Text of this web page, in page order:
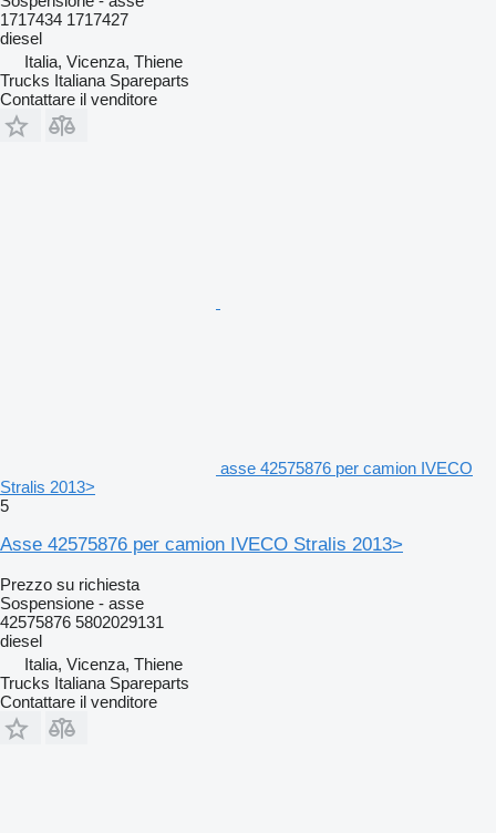
1717434 1717427
diesel
Italia, Vicenza, Thiene
Trucks Italiana Spareparts
Contattare il venditore
asse 42575876 per camion IVECO
Stralis 2013>
5
Asse 42575876 per camion IVECO Stralis 2013>
Prezzo su richiesta
Sospensione - asse
42575876 5802029131
diesel
Italia, Vicenza, Thiene
Trucks Italiana Spareparts
Contattare il venditore